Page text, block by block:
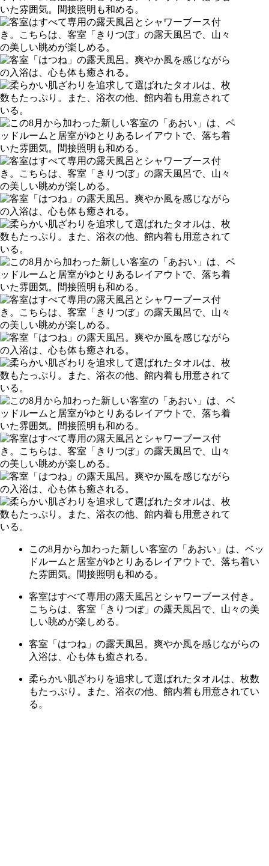
この8月から加わった新しい客室の「あおい」は、ベッ
ドルームと居室がゆとりあるレイアウトで、落ち着い
た雰囲気。間接照明も和める。
客室はすべて専用の露天風呂とシャワーブース付き。
こちらは、客室「きりつぼ」の露天風呂で、山々の美
しい眺めが楽しめる。
客室「はつね」の露天風呂。爽やか風を感じながらの
入浴は、心も体も癒される。
柔らかい肌ざわりを追求して選ばれたタオルは、枚数
もたっぷり。また、浴衣の他、館内着も用意されてい
る。